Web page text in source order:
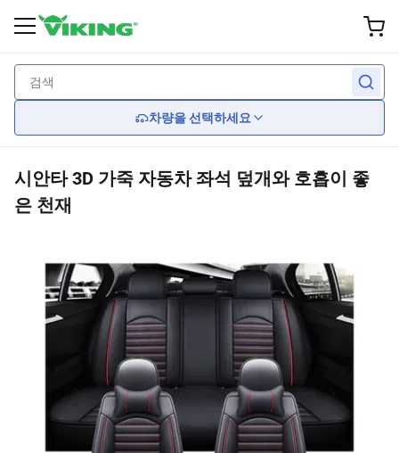
차량을 선택하세요
뒤쪽에
타이어
뒤쪽에
보류
엔진
뒤쪽에
신체 장비
그릴 보호기
스포일러
자동차 커버
뒤쪽에
미등
뒤쪽에
Car Seat Covers
시안타 3D 가죽 자동차 좌석 덮개와 호흡이 좋
은 천재